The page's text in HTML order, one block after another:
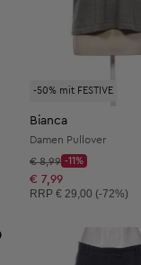
-50% mit FESTIVE
Bianca
Damen Pullover
Startpreis:
€ 8,99
Discount Price:
-11%
Reduzierter Preis:
€ 7,99
Unverbindliche
RRP€ 29,00 (-72%)